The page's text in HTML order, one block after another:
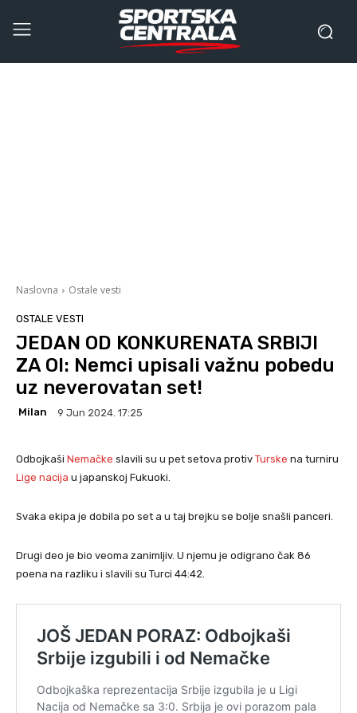
Naslovna Ostale vesti
OSTALE VESTI
JEDAN OD KONKURENATA SRBIJI
ZA OI: Nemci upisali važnu pobedu
uz neverovatan set!
Milan 9 Jun 2024. 17:25
Odbojkaši Nemačke slavili su u pet setova protiv Turske na turniru
Lige nacija u japanskoj Fukuoki.
Svaka ekipa je dobila po set a u taj brejku se bolje snašli panceri.
Drugi deo je bio veoma zanimljiv. U njemu je odigrano čak 86
poena na razliku i slavili su Turci 44:42.